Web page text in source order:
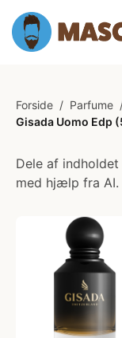
Forside / Parfume
Gisada Uomo Edp
Dele af
med hjælp fra AI.